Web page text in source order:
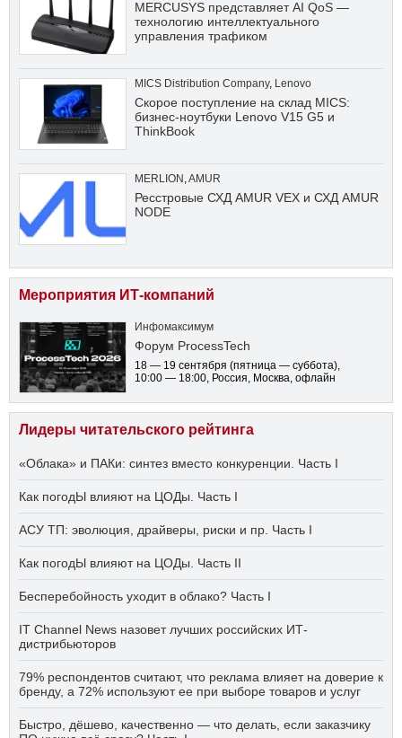
MERCUSYS представляет AI QoS —
технологию интеллектуального
управления трафиком
MICS Distribution Company, Lenovo
Скорое поступление на склад MICS:
бизнес-ноутбуки Lenovo V15 G5 и
ThinkBook
MERLION ,AMUR
Ресстровые СХД AMUR VEX и СХД AMUR
NODE
Мероприятия ИТ-компаний
Инфомаксимум
Форум ProcessTech
18 — 19 сентября (пятница — суббота),
10:00 — 18:00, Россия, Москва, офлайн
Лидеры читательского рейтинга
«Облака» и ПАКи: синтез вместо конкуренции. Часть I
Как погодЫ влияют на ЦОДы. Часть I
АСУ ТП: эволюция, драйверы, риски и пр. Часть I
Как погодЫ влияют на ЦОДы. Часть II
Бесперебойность уходит в облако? Часть I
IT Channel News назовет лучших российских ИТ-
дистрибьюторов
79% респондентов считают, что реклама влияет на доверие к
бренду, а 72% используют ее при выборе товаров и услуг
Быстро, дёшево, качественно — что делать, если заказчику